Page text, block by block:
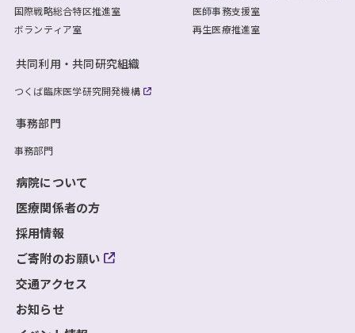
国際戦略総合特区推進室
ボランティア室
医師事務支援室
再生医療推進室
共同利用・共同研究組織
つくば臨床医学研究開発機構
事務部門
事務部門
病院について
医療関係者の方
採用情報
ご寄附のお願い
交通アクセス
お知らせ